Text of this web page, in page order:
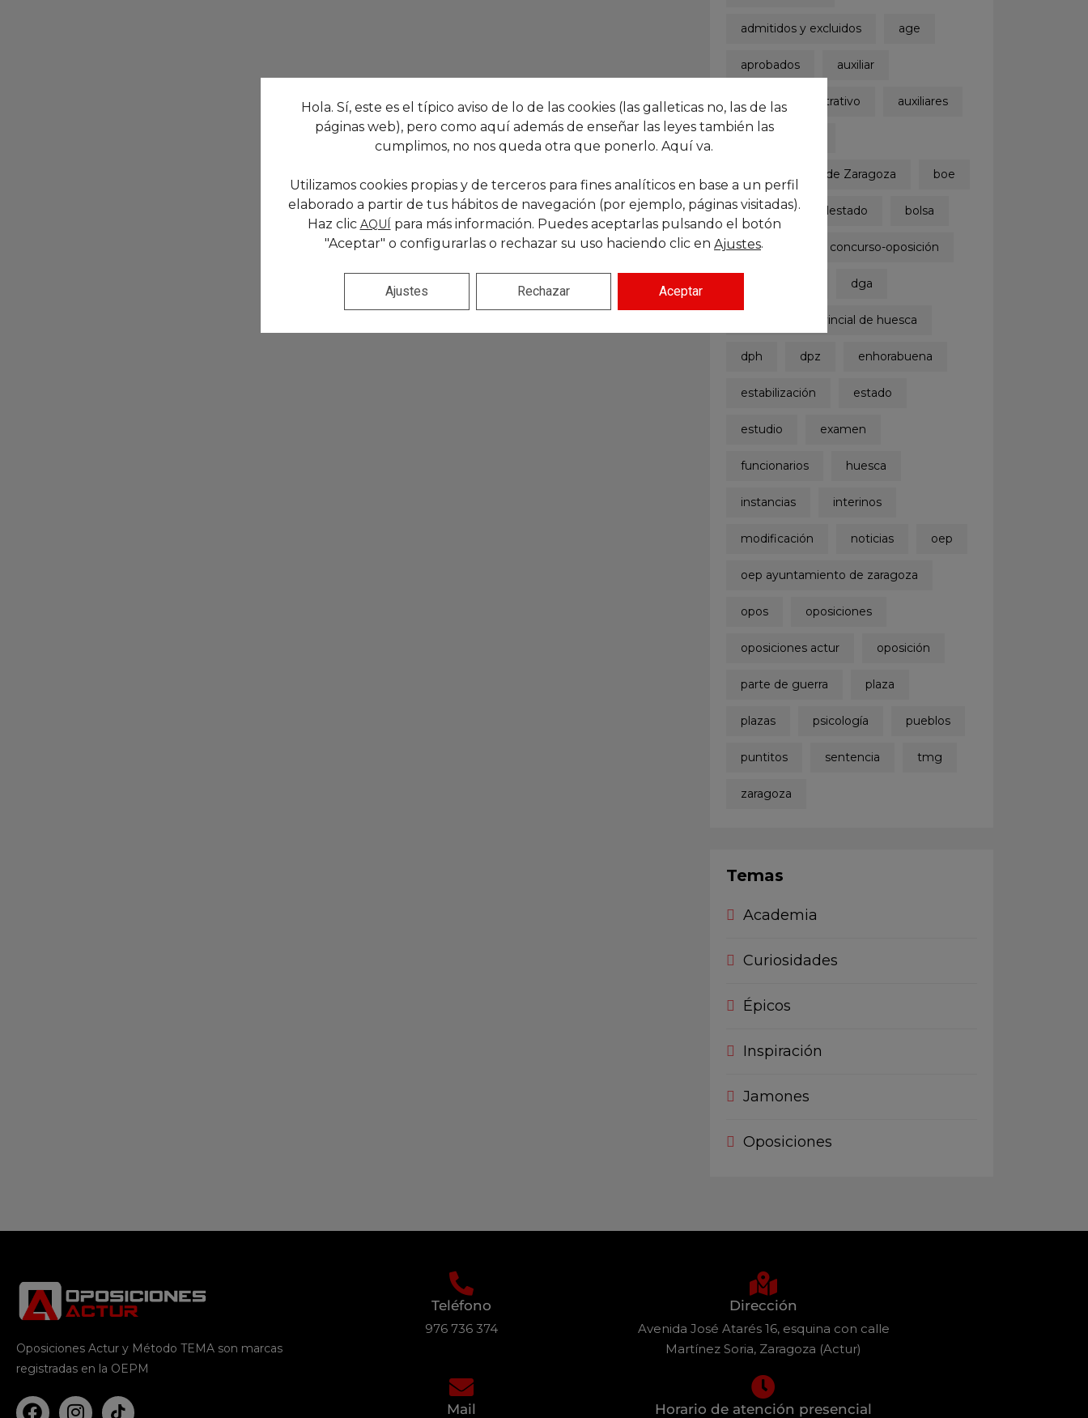
admitidos y excluidos age
aprobados auxiliar
auxiliar administrativo auxiliares
Ayuntamiento de Zaragoza boe
boletinoficialdelestado bolsa
concurso concurso-oposición
dga
diputación provincial de huesca
dph dpz enhorabuena
estabilización estado
estudio examen
funcionarios huesca
instancias interinos
modificación noticias oep
oep ayuntamiento de zaragoza
opos oposiciones
oposiciones actur oposición
parte de guerra plaza
plazas psicología pueblos
puntitos sentencia tmg
zaragoza
Temas
Academia
Curiosidades
Épicos
Inspiración
Jamones
Oposiciones
Oposiciones Actur y Método TEMA son marcas
registradas en la OEPM
Teléfono
976 736 374
Mail
Dirección
Avenida José Atarés 16, esquina con calle
Martínez Soria, Zaragoza (Actur)
Horario de atención presencial
Hola. Sí, este es el típico aviso de lo de las cookies (las galleticas no, las de las
páginas web), pero como aquí además de enseñar las leyes también las
cumplimos, no nos queda otra que ponerlo. Aquí va.
Utilizamos cookies propias y de terceros para fines analíticos en base a un perfil
elaborado a partir de tus hábitos de navegación (por ejemplo, páginas visitadas).
Haz clic AQUÍ para más información. Puedes aceptarlas pulsando el botón
"Aceptar" o configurarlas o rechazar su uso haciendo clic en Ajustes.
Aceptar
Rechazar
Ajustes